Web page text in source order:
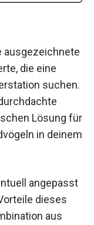
ausgezeichnete
die eine
suchen.
Lösung für
in deinem
angepasst
dieses
aus